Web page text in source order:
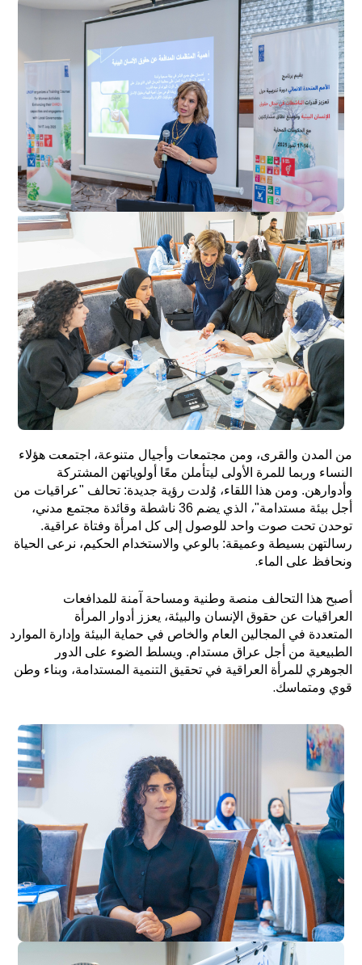
من المدن والقرى، ومن مجتمعات وأجيال متنوعة، اجتمعت هؤلاء
النساء وربما للمرة الأولى ليتأملن معًا أولوياتهن المشتركة
وأدوارهن. ومن هذا اللقاء، وُلدت رؤية جديدة: تحالف "عراقيات من
أجل بيئة مستدامة"، الذي يضم 36 ناشطة وقائدة مجتمع مدني،
توحدن تحت صوت واحد للوصول إلى كل امرأة وفتاة عراقية.
رسالتهن بسيطة وعميقة: بالوعي والاستخدام الحكيم، نرعى الحياة
ونحافظ على الماء.
أصبح هذا التحالف منصة وطنية ومساحة آمنة للمدافعات
العراقيات عن حقوق الإنسان والبيئة، يعزز أدوار المرأة
المتعددة في المجالين العام والخاص في حماية البيئة وإدارة الموارد
الطبيعية من أجل عراق مستدام. ويسلط الضوء على الدور
الجوهري للمرأة العراقية في تحقيق التنمية المستدامة، وبناء وطن
قوي ومتماسك.